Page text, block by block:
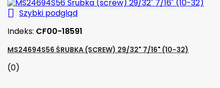
 Szybki podgląd
Indeks: CF00-18591
MS24694S56 ŚRUBKA (SCREW) 29/32" 7/16" (10-32)
(0)